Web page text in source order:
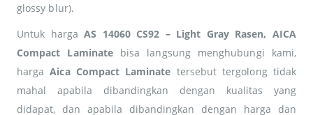
glossy blur).
Untuk hargaAS 14060 CS92 – Light Gray Rasen, AICA
Compact Laminate bisa langsung menghubungi kami,
hargaAica Compact Laminate tersebut tergolong tidak
mahal apabila dibandingkan dengan kualitas yang
didapat, dan apabila dibandingkan dengan harga dan